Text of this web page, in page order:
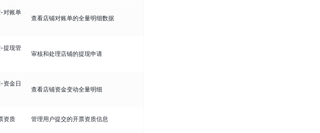
对账单
查看店铺对账单的全量明细数据
提现管
审核和处理店铺的提现申请
资金日
查看店铺资金变动全量明细
资质 管理用户提交的开票资质信息